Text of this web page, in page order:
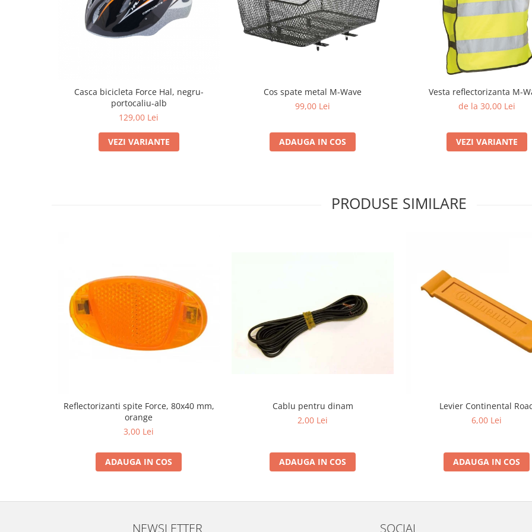
Casca bicicleta Force Hal, negru-
portocaliu-alb
129,00 Lei
VEZI VARIANTE
Cos spate metal M-Wave
99,00 Lei
ADAUGA IN COS
Vesta reflectorizanta M-
de la 30,00 Lei
VEZI VARIANTE
PRODUSE SIMILARE
Reflectorizanti spite Force, 80x40 mm,
orange
3,00 Lei
ADAUGA IN COS
Cablu pentru dinam
2,00 Lei
ADAUGA IN COS
Levier Continental
6,00 Lei
ADAUGA IN COS
NEWSLETTER SOCIAL